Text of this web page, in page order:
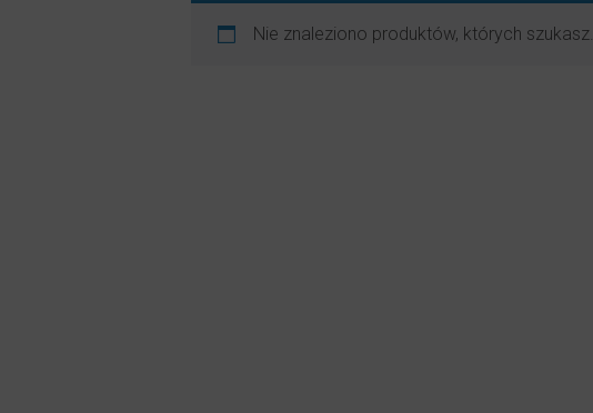
Nie znaleziono produktów, których szukasz.